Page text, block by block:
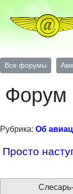
Все форумы
Форум
Рубрика: Об
Просто